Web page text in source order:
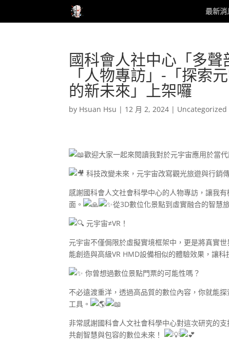
最新消
國科會人社中心「多
「人物專訪」-「探索
的新未來」上架囉
by Hsuan Hsu | 12 月 2, 2024 | Uncategorized
歡迎大家一起來閱讀我對於元宇宙應用於當
科技改變未來，元宇宙改寫觀光旅遊與行銷
感謝國科會人文社會科學中心的人物專訪，讓我
面。
從3D數位化景點到虛實融合的智慧
元宇宙≠VR！
元宇宙不僅侷限於虛擬實境框架中，更是將真實
能創造與高級VR HMD設備相似的體驗效果，讓
你曾想過數位景點門票的可能性嗎？
不必遠渡重洋，透過高品質的數位內容，你就能
工具。
非常感謝國科會人文社會科學中心對這次研究的
共創智慧與包容的數位未來！